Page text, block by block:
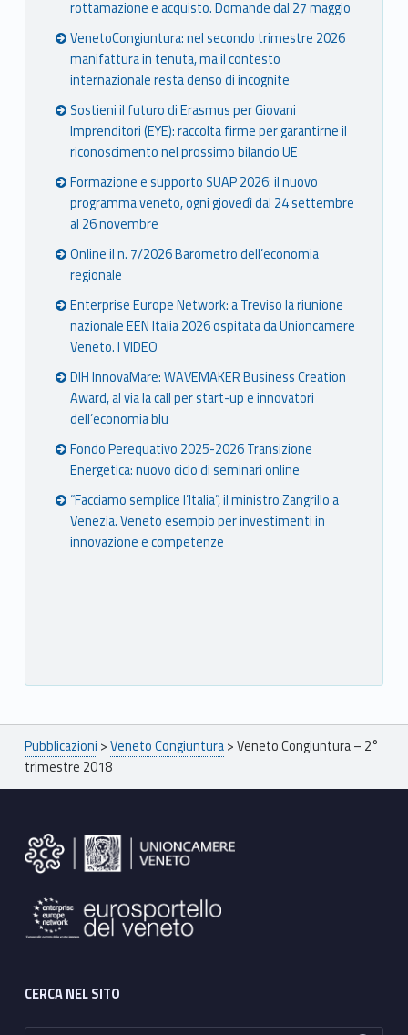
rottamazione e acquisto. Domande dal 27 maggio
VenetoCongiuntura: nel secondo trimestre 2026
manifattura in tenuta, ma il contesto
internazionale resta denso di incognite
Sostieni il futuro di Erasmus per Giovani
Imprenditori (EYE): raccolta firme per garantirne il
riconoscimento nel prossimo bilancio UE
Formazione e supporto SUAP 2026: il nuovo
programma veneto, ogni giovedì dal 24 settembre
al 26 novembre
Online il n. 7/2026 Barometro dell’economia
regionale
Enterprise Europe Network: a Treviso la riunione
nazionale EEN Italia 2026 ospitata da Unioncamere
Veneto. I VIDEO
DIH InnovaMare: WAVEMAKER Business Creation
Award, al via la call per start-up e innovatori
dell’economia blu
Fondo Perequativo 2025-2026 Transizione
Energetica: nuovo ciclo di seminari online
“Facciamo semplice l’Italia”, il ministro Zangrillo a
Venezia. Veneto esempio per investimenti in
innovazione e competenze
Breadcrumbs navigation
Pubblicazioni >Veneto Congiuntura>Veneto Congiuntura – 2°
trimestre 2018
CERCA NEL SITO
Ricerca per: